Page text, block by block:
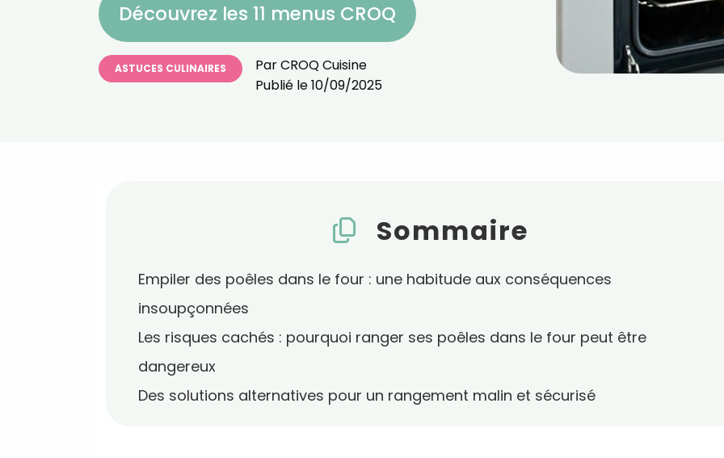
Découvrez les 11 menus CROQ
ASTUCES CULINAIRES ParCROQ Cuisine
Publié le10/09/2025
Sommaire
Empiler des poêles dans le four : une habitude aux conséquences
insoupçonnées
Les risques cachés : pourquoi ranger ses poêles dans le four peut être
dangereux
Des solutions alternatives pour un rangement malin et sécurisé